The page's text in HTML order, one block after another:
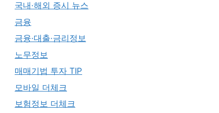
국내·해외 증시 뉴스
금융
금융·대출·금리정보
노무정보
매매기법 투자 TIP
모바일 더체크
보험정보 더체크